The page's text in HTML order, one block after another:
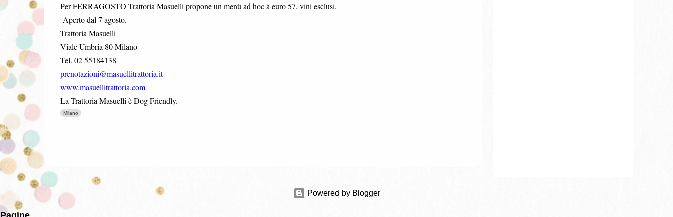
Per FERRAGOSTO Trattoria Masuelli propone un menù ad hoc a euro 57, vini esclusi.
Aperto dal 7 agosto.
Trattoria Masuelli
Viale Umbria 80 Milano
Tel. 02 55184138
prenotazioni@masuellitrattoria.it
www.masuellitrattoria.com
La Trattoria Masuelli è Dog Friendly.
Milano
Powered by Blogger